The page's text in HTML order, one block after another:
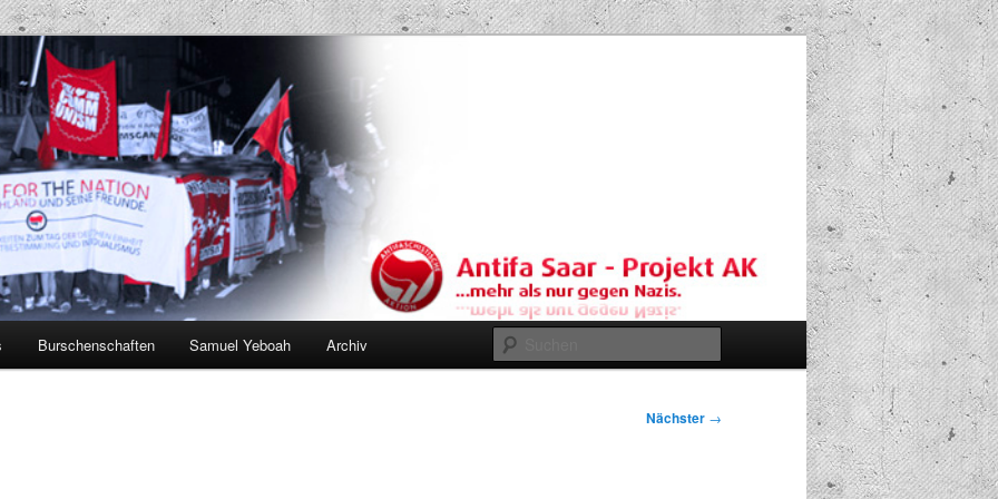
AK
Burschenschaften Samuel Yeboah Archiv
Nächster →